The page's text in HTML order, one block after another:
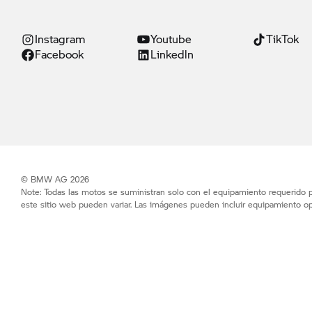
Instagram Youtube
TikTok
Facebook
Linkedln
© BMW AG 2026
Note: Todas las motos se suministran solo con el equipamiento
este sitio web pueden variar. Las imágenes pueden incluir equipamiento